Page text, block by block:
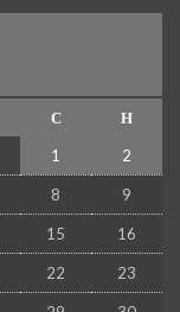
С
Н
1
2
8 9
15 16
22 23